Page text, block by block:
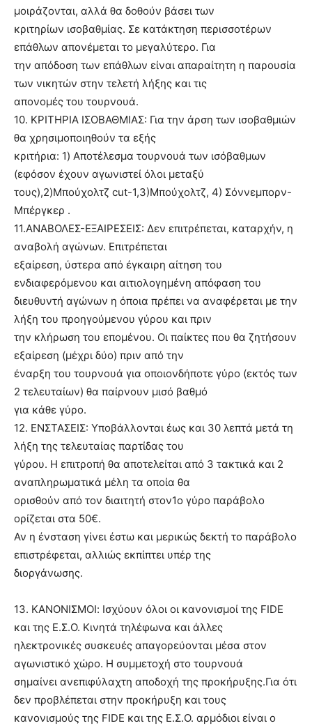
μοιράζονται, αλλά θα δοθούν βάσει των
κριτηρίων ισοβαθμίας. Σε κατάκτηση περισσοτέρων
επάθλων απονέμεται το μεγαλύτερο. Για
την απόδοση των επάθλων είναι απαραίτητη η παρουσία
των νικητών στην τελετή λήξης και τις
απονομές του τουρνουά.
10. ΚΡΙΤΗΡΙΑ ΙΣΟΒΑΘΜΙΑΣ: Για την άρση των ισοβαθμιών
θα χρησιμοποιηθούν τα εξής
κριτήρια: 1) Αποτέλεσμα τουρνουά των ισόβαθμων
(εφόσον έχουν αγωνιστεί όλοι μεταξύ
τους),2)Μπούχολτζ cut-1,3)Μπούχολτζ, 4) Σόννεμπορν-
Μπέργκερ .
11.ΑΝΑΒΟΛΕΣ-ΕΞΑΙΡΕΣΕΙΣ: Δεν επιτρέπεται, καταρχήν, η
αναβολή αγώνων. Επιτρέπεται
εξαίρεση, ύστερα από έγκαιρη αίτηση του
ενδιαφερόμενου και αιτιολογημένη απόφαση του
διευθυντή αγώνων η όποια πρέπει να αναφέρεται με την
λήξη του προηγούμενου γύρου και πριν
την κλήρωση του επομένου. Οι παίκτες που θα ζητήσουν
εξαίρεση (μέχρι δύο) πριν από την
έναρξη του τουρνουά για οποιονδήποτε γύρο (εκτός των
2 τελευταίων) θα παίρνουν μισό βαθμό
για κάθε γύρο.
12. ΕΝΣΤΑΣΕΙΣ: Υποβάλλονται έως και 30 λεπτά μετά τη
λήξη της τελευταίας παρτίδας του
γύρου. Η επιτροπή θα αποτελείται από 3 τακτικά και 2
αναπληρωματικά μέλη τα οποία θα
ορισθούν από τον διαιτητή στον1ο γύρο παράβολο
ορίζεται στα 50€.
Αν η ένσταση γίνει έστω και μερικώς δεκτή το παράβολο
επιστρέφεται, αλλιώς εκπίπτει υπέρ της
διοργάνωσης.
13. ΚΑΝΟΝΙΣΜΟΙ: Ισχύουν όλοι οι κανονισμοί της FIDE
και της Ε.Σ.Ο. Κινητά τηλέφωνα και άλλες
ηλεκτρονικές συσκευές απαγορεύονται μέσα στον
αγωνιστικό χώρο. Η συμμετοχή στο τουρνουά
σημαίνει ανεπιφύλαχτη αποδοχή της προκήρυξης.Για ότι
δεν προβλέπεται στην προκήρυξη και τους
κανονισμούς της FIDE και της Ε.Σ.Ο. αρμόδιοι είναι ο